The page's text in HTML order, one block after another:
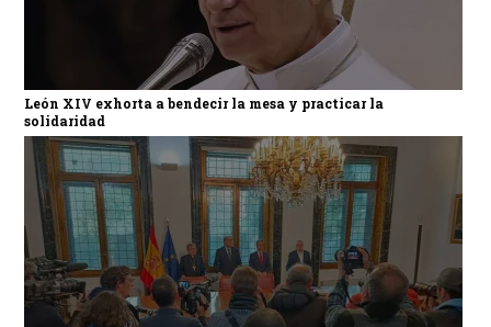
León XIV exhorta a bendecir la mesa y practicar la
solidaridad